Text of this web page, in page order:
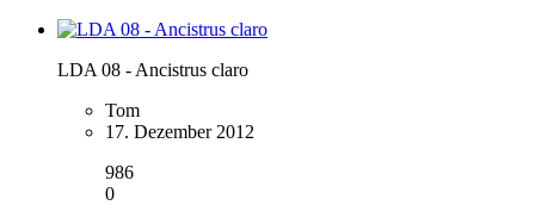
LDA 08 - Ancistrus claro
Tom
17. Dezember 2012
986
0